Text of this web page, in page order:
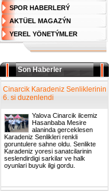
SPOR HABERLERÝ
AKTÜEL MAGAZÝN
YEREL YÖNETÝMLER
Son Haberler
Cinarcik Karadeniz Senliklerinin
6. si duzenlendi
Yalova Cinarcik ilcemiz
Hasanbaba Mesire
alaninda gerceklesen
Karadeniz Senlikleri renkli
goruntulere sahne oldu. Senlikte
Karadeniz yoresi sanatcilarinin
seslendirdigi sarkilar ve halk
oyunlari buyuk ilgi gordu.